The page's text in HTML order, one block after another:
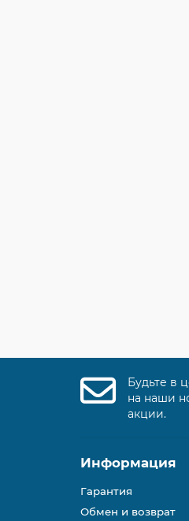
Будьте в
на наши
акции.
Информация
Гарантия
Обмен и возврат